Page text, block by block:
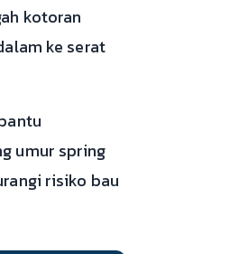
kotoran
ke serat
umur spring
risiko bau